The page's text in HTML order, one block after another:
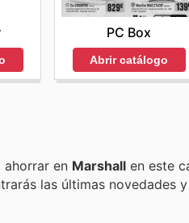
PC Box
Abrir catálogo
descuentos y oportunidades para ahorrar en Marshall en este
las últimas novedades